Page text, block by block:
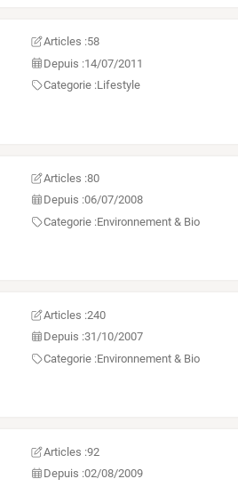
Articles :58
Depuis :14/07/2011
Categorie :Lifestyle
Articles :80
Depuis :06/07/2008
Categorie :Environnement & Bio
Articles :240
Depuis :31/10/2007
Categorie :Environnement & Bio
Articles :92
Depuis :02/08/2009